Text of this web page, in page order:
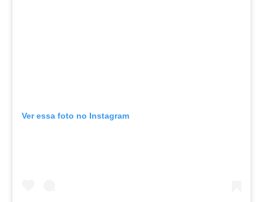
Ver essa foto no Instagram